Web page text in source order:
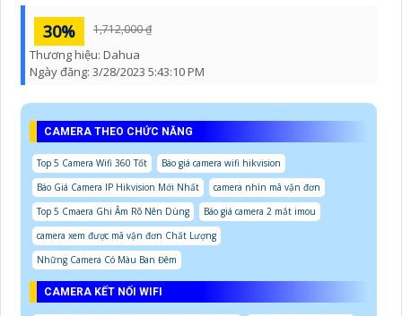
30% 1,712,000 ₫
Thương hiệu: Dahua
Ngày đăng: 3/28/2023 5:43:10 PM
CAMERA THEO CHỨC NĂNG
Top 5 Camera Wifi 360 Tốt
Báo giá camera wifi hikvision
Báo Giá Camera IP Hikvision Mới Nhất
camera nhìn mã vận đơn
Top 5 Cmaera Ghi Âm Rõ Nên Dùng
Báo giá camera 2 mắt imou
camera xem được mã vận đơn Chất Lượng
Những Camera Có Màu Ban Đêm
CAMERA KẾT NỐI WIFI